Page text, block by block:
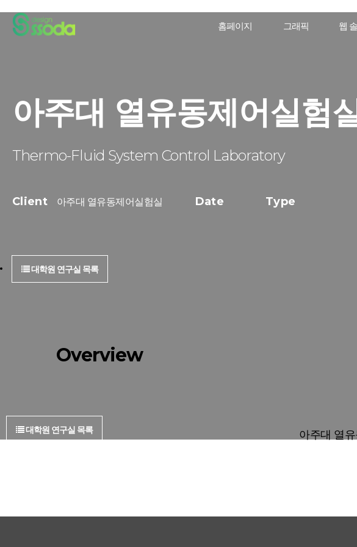
홈페이지 그래픽 웹
아주대 열유동제어실험
Thermo-Fluid System Control Laboratory
Client 아주대 열유동제어실험실 Date Type
대학원 연구실 목록
Overview
아주대 열
대학원 연구실 목록